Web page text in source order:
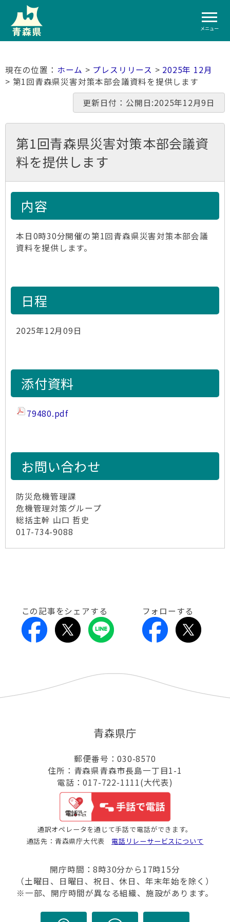
メニュー
ホーム > プレスリリース > 2025年 12月
> 第1回青森県災害対策本部会議資料を提供します
更新日付：公開日:2025年12月9日
第1回青森県災害対策本部会議資
料を提供します
内容
本日0時30分開催の第1回青森県災害対策本部会議
資料を提供します。
日程
2025年12月09日
添付資料
79480.pdf
お問い合わせ
防災危機管理課
危機管理対策グループ
総括主幹 山口 哲史
017-734-9088
この記事をシェアする フォローする
青森県庁
郵便番号：030-8570
住所：青森県青森市長島一丁目1-1
電話：017-722-1111(大代表)
通訳オペレータを通じて手話で電話ができます。
通話先：青森県庁大代表 電話リレーサービスについて
開庁時間：8時30分から17時15分
（土曜日、日曜日、祝日、休日、年末年始を除く）
※一部、開庁時間が異なる組織、施設があります。